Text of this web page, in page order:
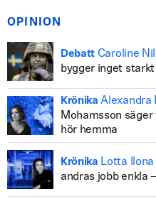
OPINION
Debatt Caroline
bygger inget
Krönika Alexandra
Mohamsson
hör hemma
Krönika Lotta
andras jobb enkla